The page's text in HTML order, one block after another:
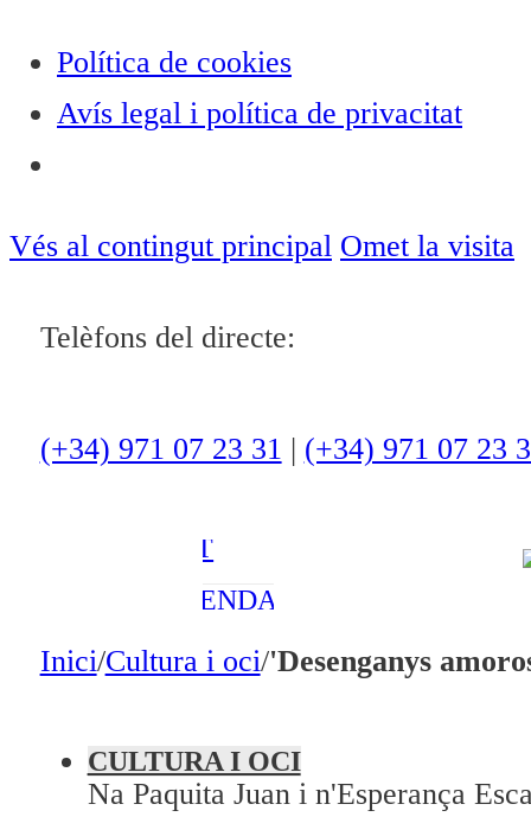
Política de cookies
Avís legal i política de privacitat
Vés al contingut principal Omet la visita
Telèfons del directe:
(+34) 971 07 23 31 | (+34) 971 07 23
ACTUALITAT
OCI
ENTREVISTES
AMBIENT
AGENDA
En directe
Programació
Qui som?
Inici/Cultura i oci/'Desenganys
Na Paquita Juan i n'Esperança
CULTURA I OCI